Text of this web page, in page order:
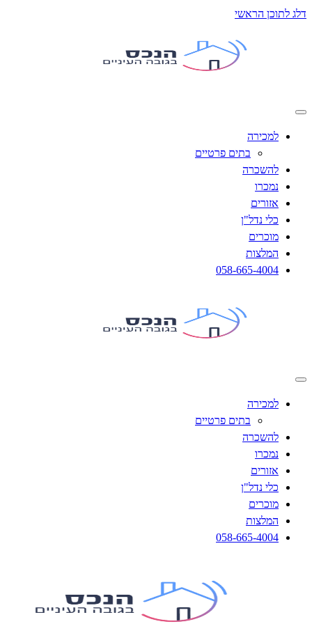
הראשי
למכירה
בתים פרטיים
להשכרה
נמכרו
אזורים
כלי נדל"ן
מוכרים
המלצות
058-665-4004
למכירה
בתים פרטיים
להשכרה
נמכרו
אזורים
כלי נדל"ן
מוכרים
המלצות
058-665-4004